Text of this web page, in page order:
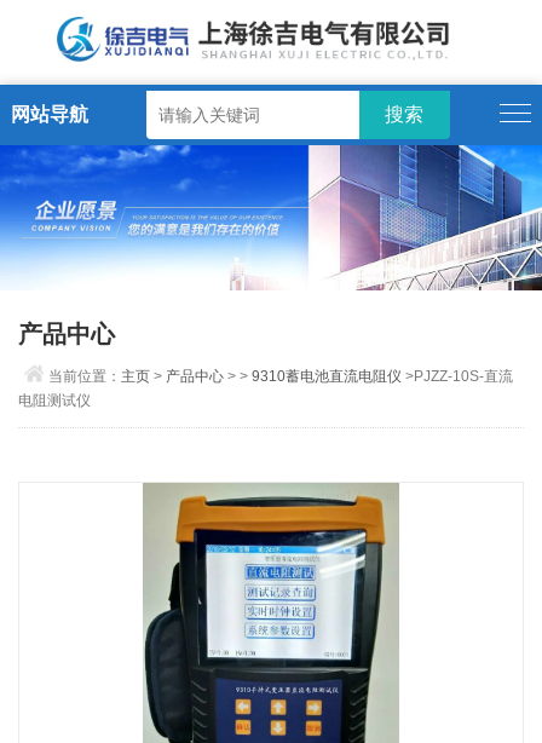
网站导航
产品中心
当前位置： 主页 > 产品中心 > >9310蓄电池直流电阻仪 >PJZZ-10S-直流
电阻测试仪